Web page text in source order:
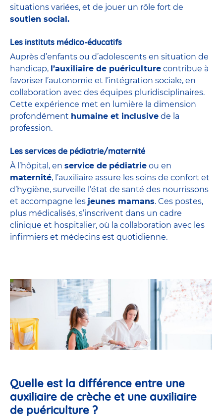
situations variées, et de jouer un rôle fort de
soutien social.
Les instituts médico-éducatifs
Auprès d’enfants ou d’adolescents en situation de
handicap, l’auxiliaire de puériculture contribue à
favoriser l’autonomie et l’intégration sociale, en
collaboration avec des équipes pluridisciplinaires.
Cette expérience met en lumière la dimension
profondément humaine et inclusive de la
profession.
Les services de pédiatrie/maternité
À l’hôpital, en service de pédiatrie ou en
maternité, l’auxiliaire assure les soins de confort et
d’hygiène, surveille l’état de santé des nourrissons
et accompagne les jeunes mamans. Ces postes,
plus médicalisés, s’inscrivent dans un cadre
clinique et hospitalier, où la collaboration avec les
infirmiers et médecins est quotidienne.
Quelle est la différence entre une
auxiliaire de crèche et une auxiliaire
de puériculture ?